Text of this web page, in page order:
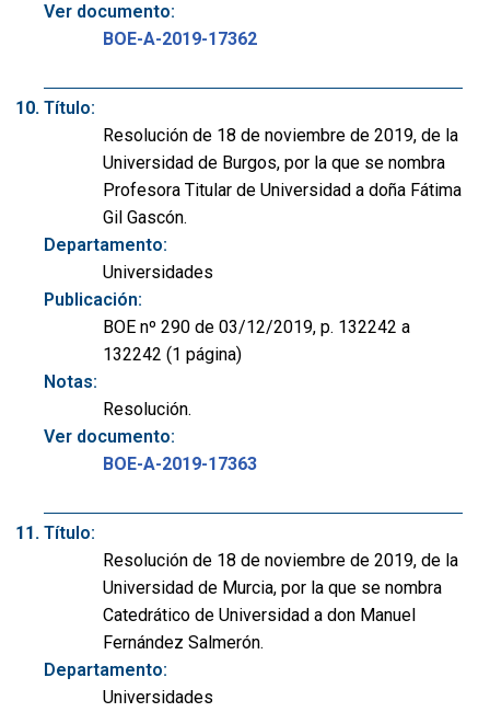
Ver documento:
BOE-A-2019-17362
Título:
Resolución de 18 de noviembre de 2019, de la
Universidad de Burgos, por la que se nombra
Profesora Titular de Universidad a doña Fátima
Gil Gascón.
Departamento:
Universidades
Publicación:
BOE nº 290 de 03/12/2019, p. 132242 a
132242 (1 página)
Notas:
Resolución.
Ver documento:
BOE-A-2019-17363
Título:
Resolución de 18 de noviembre de 2019, de la
Universidad de Murcia, por la que se nombra
Catedrático de Universidad a don Manuel
Fernández Salmerón.
Departamento:
Universidades